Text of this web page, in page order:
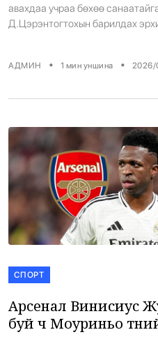
авахдаа учраа бөхөө
Д.Цэрэнтогтохын барилдах
хариуцлагын хугацааг Ёс зүйн
ЗӨВЛӨЛ
АДМИН • 1 мин уншина • 2026/
СПОРТ
Арсенал Винисиус
буй ч Моуриньо